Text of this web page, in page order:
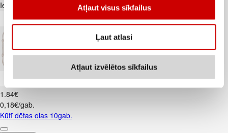
Atļaut visus sīkfailus
Ļaut atlasi
Atļaut izvēlētos sīkfailus
Iesakām ar
1 .84€
0,18€/gab.
Kūtī dētas olas 10gab.